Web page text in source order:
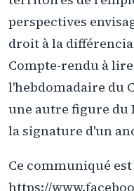
perspectives
droit à la
Compte-rendu à
l'hebdomadaire du
une autre figure du
la signature d'un
Ce communiqué
https://